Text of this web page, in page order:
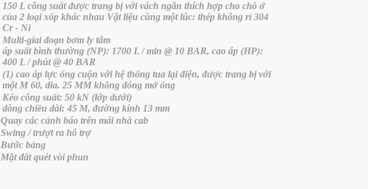
150 L công suất được trang bị với vách ngăn thích hợp cho chỗ ở
của 2 loại xốp khác nhau Vật liệu cùng một lúc: thép không rỉ 304
Cr - Ni
Multi-giai đoạn bơm ly tâm
áp suất bình thường (NP): 1700 L / min @ 10 BAR, cao áp (HP):
400 L / phút @ 40 BAR
(1) cao áp lực ống cuộn với hệ thống tua lại điện, được trang bị với
một M 60, dia. 25 MM không đóng mở ống
Kéo công suất: 50 kN (lớp dưới)
dòng chiều dài: 45 M, đường kính 13 mm
Quay các cảnh báo trên mái nhà cab
Swing / trượt ra hỗ trợ
Bước bảng
Mặt đất quét vòi phun